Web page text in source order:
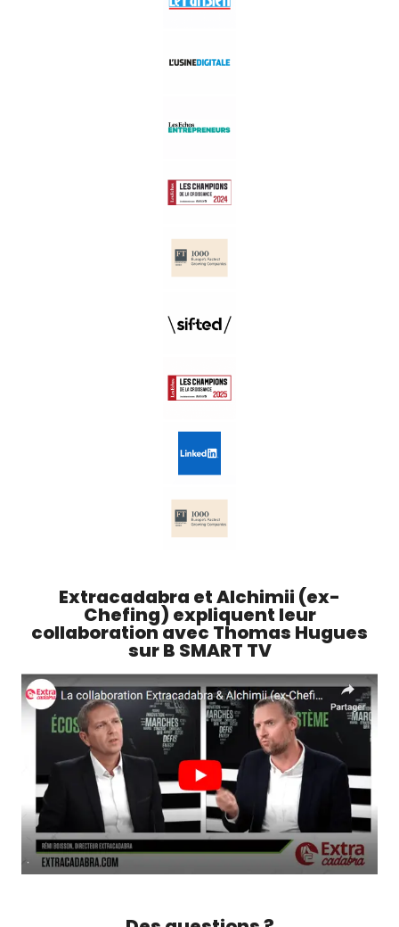
Extracadabra et Alchimii (ex-
Chefing) expliquent leur
collaboration avec Thomas Hugues
sur B SMART TV